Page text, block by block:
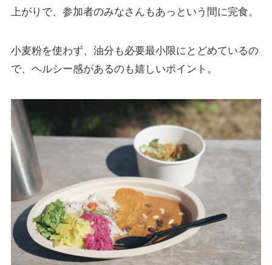
上がりで、参加者のみなさんもあっという間に完食。
小麦粉を使わず、油分も必要最小限にとどめているの
で、ヘルシー感があるのも嬉しいポイント。